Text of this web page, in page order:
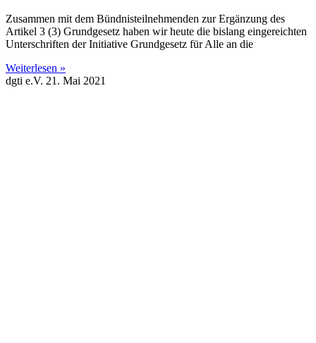
Zusammen mit dem Bündnisteilnehmenden zur Ergänzung des
Artikel 3 (3) Grundgesetz haben wir heute die bislang eingereichten
Unterschriften der Initiative Grundgesetz für Alle an die
Weiterlesen »
dgti e.V. 21. Mai 2021